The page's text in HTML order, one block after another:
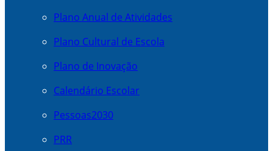
Plano Anual de Atividades
Plano Cultural de Escola
Plano de Inovação
Calendário Escolar
Pessoas2030
PRR